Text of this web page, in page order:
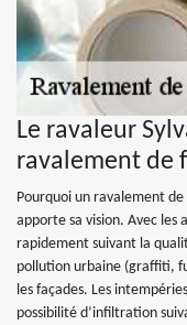
Le ravaleur
ravalement de
Pourquoi un ravalement
apporte sa vision. Avec les
rapidement suivant la
pollution urbaine (graffiti,
les façades. Les
possibilité d’infiltration